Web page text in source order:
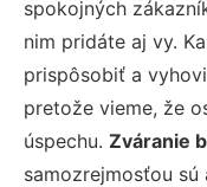
spokojných
nim pridáte aj vy.
prispôsobiť a
pretože vieme, že
úspechu. Zváranie
samozrejmosťou